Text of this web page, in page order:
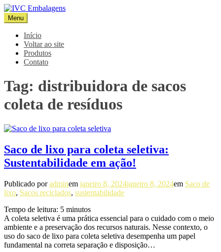
Pular
para
o
conteúdo
IVC Embalagens
Blog IVC
Menu
Início
Voltar ao site
Produtos
Contato
Tag: distribuidora de sacos
coleta de resíduos
Saco de lixo para coleta seletiva:
Sustentabilidade em ação!
Publicado poradminem janeiro 8, 2024janeiro 8, 2024em Saco de
lixo, Sacos reciclados, sustentabilidade
Tempo de leitura: 5 minutos
A coleta seletiva é uma prática essencial para o cuidado com o meio
ambiente e a preservação dos recursos naturais. Nesse contexto, o
uso do saco de lixo para coleta seletiva desempenha um papel
fundamental na correta separação e disposição…